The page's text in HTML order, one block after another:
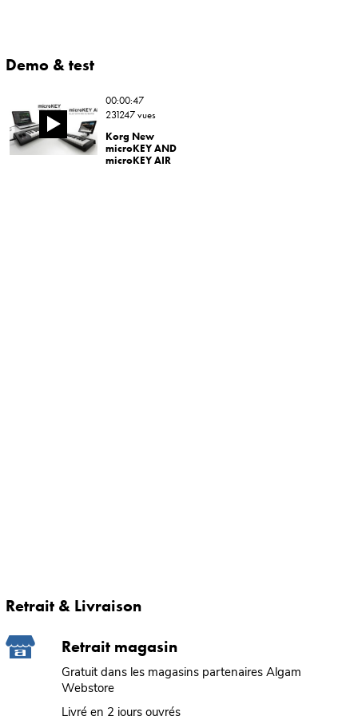
Demo & test
00:00:47
231247 vues
Korg New
microKEY AND
microKEY AIR
Retrait & Livraison
Retrait magasin
Gratuit dans les magasins partenaires Algam
Webstore
Livré en 2 jours ouvrés